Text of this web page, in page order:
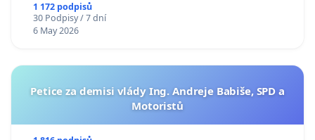
1 172 podpisů
30 Podpisy / 7 dní
6 May 2026
Petice za demisi vlády Ing. Andreje Babiše, SPD a
Motoristů